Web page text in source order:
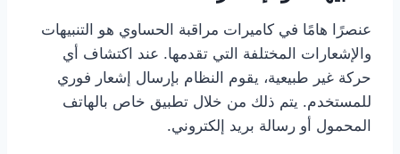
عنصرًا هامًا في كاميرات مراقبة الحساوي هو التنبيهات
والإشعارات المختلفة التي تقدمها. عند اكتشاف أي
حركة غير طبيعية، يقوم النظام بإرسال إشعار فوري
للمستخدم. يتم ذلك من خلال تطبيق خاص بالهاتف
المحمول أو رسالة بريد إلكتروني.